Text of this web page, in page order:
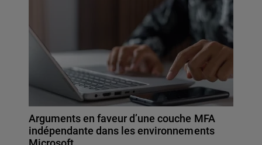
Arguments en faveur d’une couche MFA
indépendante dans les environnements